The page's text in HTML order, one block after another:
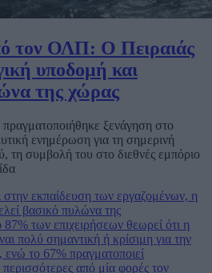
τον ΟΛΠ: Ο Πειραιάς
υποδομή και
της χώρας
πραγματοποιήθηκε ξενάγηση στο
ενημέρωση για τη σημερινή
τη συμβολή του στο διεθνές εμπόριο